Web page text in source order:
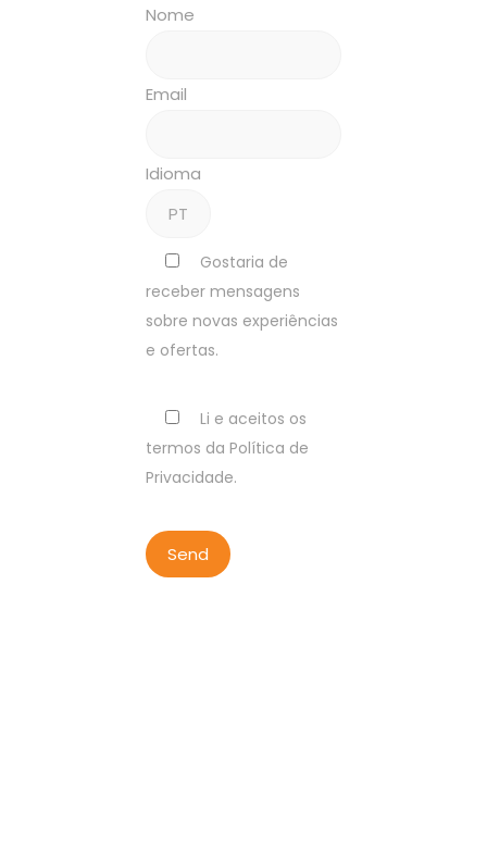
Nome
Email
Idioma
Gostaria de
receber mensagens
sobre novas experiências
e ofertas.
Li e aceitos os
termos da Política de
Privacidade.